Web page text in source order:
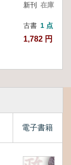
新刊 在庫なし
古書 1 点
1,782 円
電子書籍